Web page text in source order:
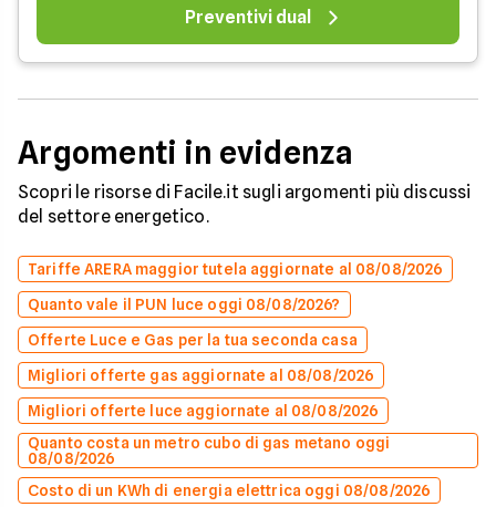
Preventivi dual
Argomenti in evidenza
Scopri le risorse di Facile.it sugli argomenti più discussi
del settore energetico.
Tariffe ARERA maggior tutela aggiornate al 08/08/2026
Quanto vale il PUN luce oggi 08/08/2026?
Offerte Luce e Gas per la tua seconda casa
Migliori offerte gas aggiornate al 08/08/2026
Migliori offerte luce aggiornate al 08/08/2026
Quanto costa un metro cubo di gas metano oggi
08/08/2026
Costo di un KWh di energia elettrica oggi 08/08/2026